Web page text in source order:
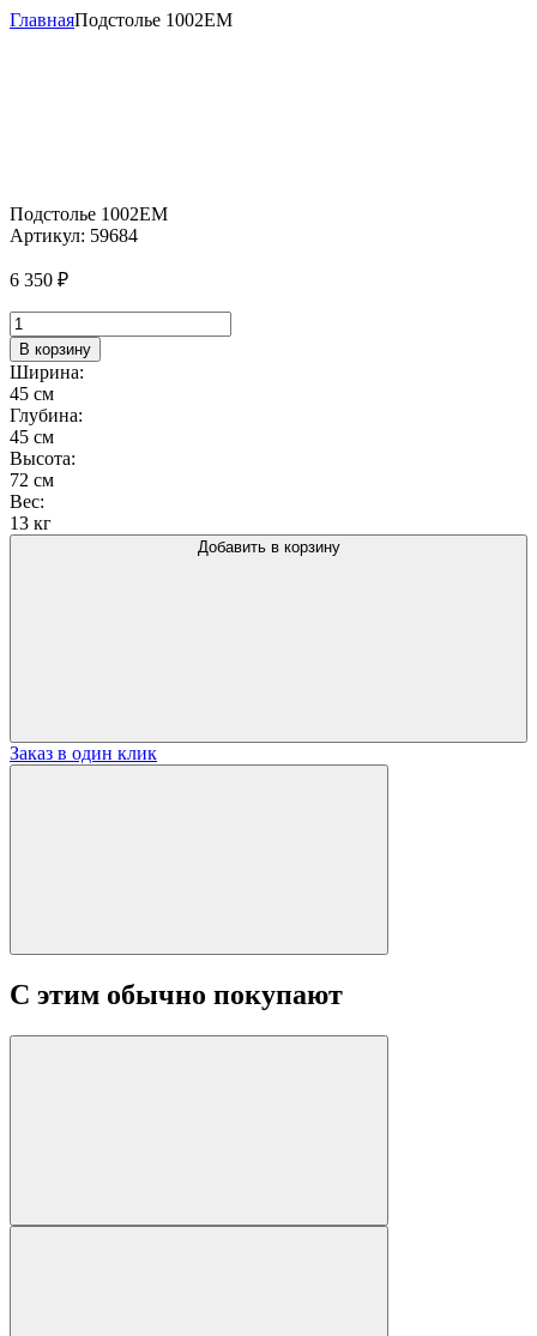
ГлавнаяПодстолье 1002EM
Подстолье 1002EM
Артикул: 59684
6 350 ₽
Количество
товара
Подстолье
1002EM
В корзину
Ширина:
45 см
Глубина:
45 см
Высота:
72 см
Вес:
13 кг
Добавить в корзину
Заказ в один клик
С этим обычно покупают